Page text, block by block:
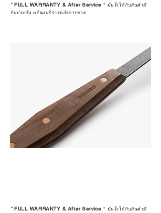
*FULL WARRANTY & After Service * มั่นใจได้กับสินค้ามี
รับประกัน พร้อมบริการหลังการขาย
*FULL WARRANTY & After Service * มั่นใจได้กับสินค้ามี